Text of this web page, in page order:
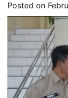
Posted on